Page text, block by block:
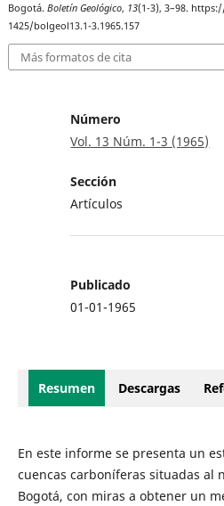
Bogotá.Boletín Geológico, 13(1-3), 3–98.
1425/bolgeol13.1-3.1965.157
Más formatos de cita
Número
Vol. 13 Núm. 1-3 (1965)
Sección
Artículos
Publicado
01-01-1965
Resumen Descargas
En este informe se presenta un
cuencas carboníferas situadas al
Bogotá, con miras a obtener un